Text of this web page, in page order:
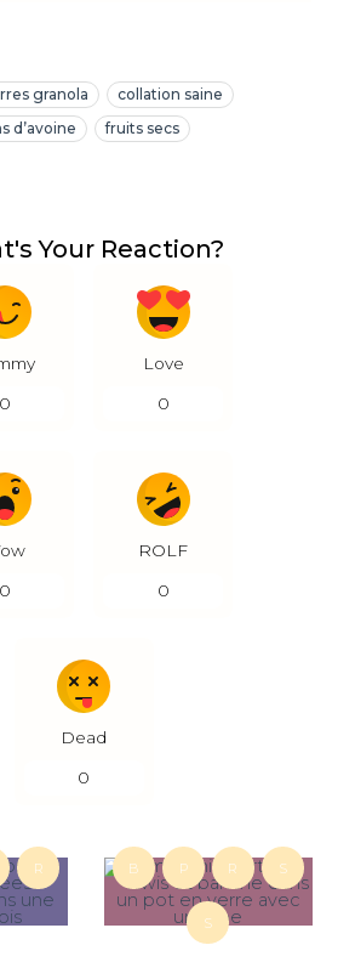
granola
collation saine
d’avoine fruits secs
Your Reaction?
0
Love
0
0
ROLF
0
Dead
0
R B P R S
S